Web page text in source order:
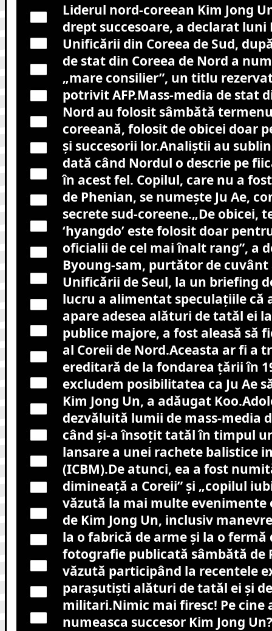
Liderul nord-coreean Kim Jong
drept succesoare, a declarat
Unificării din Coreea de Sud,
de stat din Coreea de Nord a
„mare consilier”, un titlu
potrivit AFP.Mass-media de stat
Nord au folosit sâmbătă
coreeană, folosit de obicei doar
şi succesorii lor.Analiştii au
dată când Nordul o descrie pe
în acest fel. Copilul, care nu a
de Phenian, se numeşte Ju Ae,
secrete sud-coreene.„De obicei,
‘hyangdo’ este folosit doar
oficialii de cel mai înalt rang”, a
Byoung-sam, purtător de
Unificării de Seul, la un briefing
lucru a alimentat speculaţiile că
apare adesea alături de tatăl ei
publice majore, a fost aleasă să
al Coreii de Nord.Aceasta ar fi a
ereditară de la fondarea ţării în
excludem posibilitatea ca Ju Ae
Kim Jong Un, a adăugat
dezvăluită lumii de mass-media
când şi-a însoţit tatăl în timpul
lansare a unei rachete balistice
(ICBM).De atunci, ea a fost
dimineaţă a Coreii” şi „copilul
văzută la mai multe evenimente
de Kim Jong Un, inclusiv
la o fabrică de arme şi la o
fotografie publicată sâmbătă de
văzută participând la recentele
paraşutişti alături de tatăl ei şi
militari.Nimic mai firesc! Pe cine
numeasca succesor Kim Jong